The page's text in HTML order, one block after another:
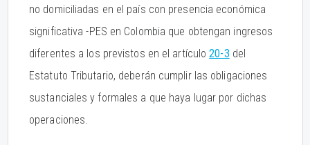
no domiciliadas en el país con presencia económica
significativa -PES en Colombia que obtengan ingresos
diferentes a los previstos en el artículo20-3 del
Estatuto Tributario, deberán cumplir las obligaciones
sustanciales y formales a que haya lugar por dichas
operaciones.